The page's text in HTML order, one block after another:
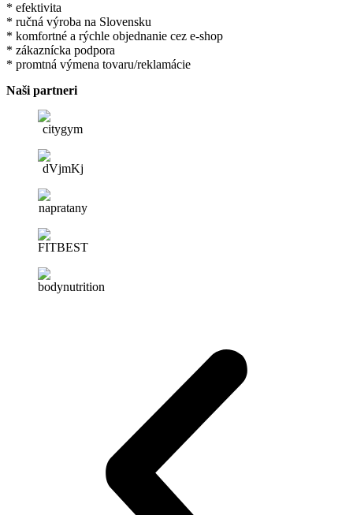
* efektivita
* ručná výroba na Slovensku
* komfortné a rýchle objednanie cez e-shop
* zákaznícka podpora
* promtná výmena tovaru/reklamácie
Naši partneri